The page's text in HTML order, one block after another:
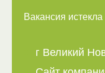
Вакансия истекла
г Великий